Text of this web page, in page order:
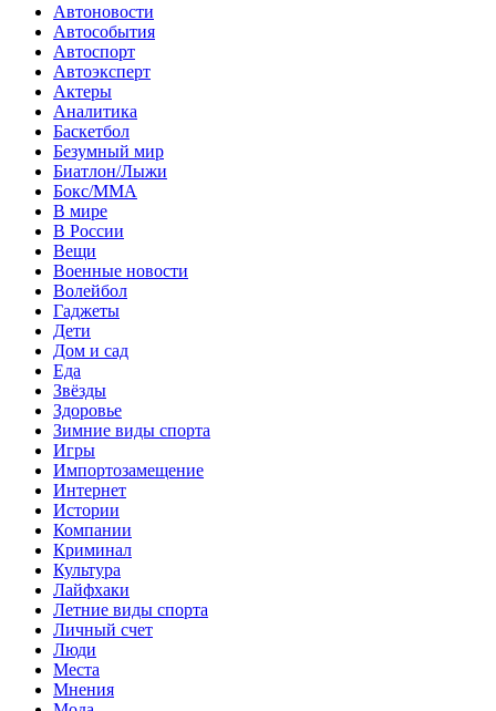
Автоновости
Автособытия
Автоспорт
Автоэксперт
Актеры
Аналитика
Баскетбол
Безумный мир
Биатлон/Лыжи
Бокс/MMA
В мире
В России
Вещи
Военные новости
Волейбол
Гаджеты
Дети
Дом и сад
Еда
Звёзды
Здоровье
Зимние виды спорта
Игры
Импортозамещение
Интернет
Истории
Компании
Криминал
Культура
Лайфхаки
Летние виды спорта
Личный счет
Люди
Места
Мнения